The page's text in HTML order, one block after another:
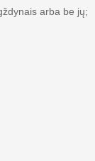
arba be jų;